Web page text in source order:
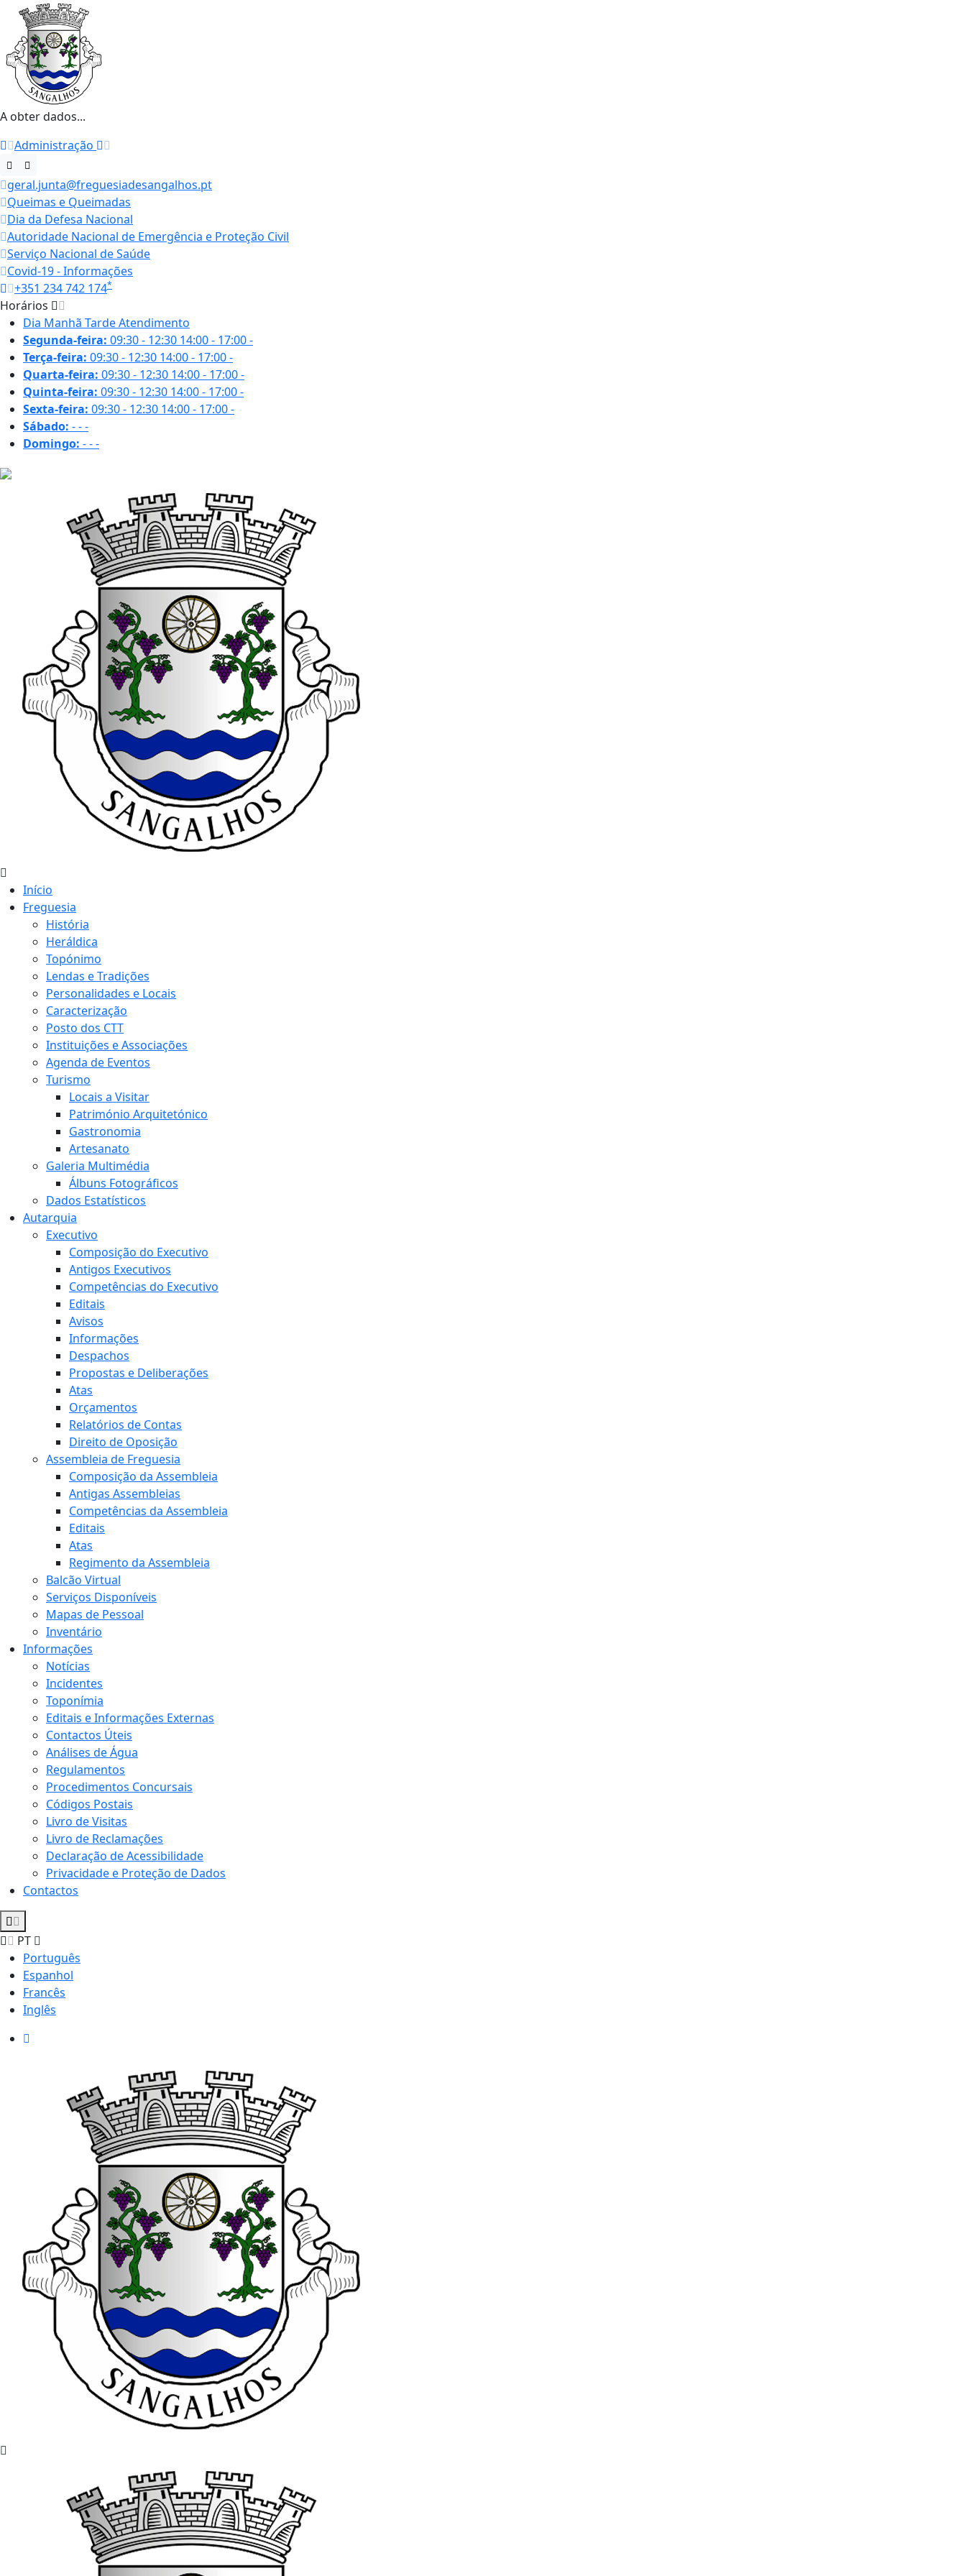
A obter dados...
Administração
geral.junta@freguesiadesangalhos.pt
Queimas e Queimadas
Dia da Defesa Nacional
Autoridade Nacional de Emergência e Proteção Civil
Serviço Nacional de Saúde
Covid-19 - Informações
+351 234 742 174*
Horários
Dia Manhã TardeAtendimento
Segunda-feira: 09:30 - 12:30 14:00 - 17:00-
Terça-feira: 09:30 - 12:30 14:00 - 17:00-
Quarta-feira: 09:30 - 12:30 14:00 - 17:00-
Quinta-feira: 09:30 - 12:30 14:00 - 17:00-
Sexta-feira: 09:30 - 12:30 14:00 - 17:00-
Sábado: ---
Domingo: ---
Início
Freguesia
História
Heráldica
Topónimo
Lendas e Tradições
Personalidades e Locais
Caracterização
Posto dos CTT
Instituições e Associações
Agenda de Eventos
Turismo
Locais a Visitar
Património Arquitetónico
Gastronomia
Artesanato
Galeria Multimédia
Álbuns Fotográficos
Dados Estatísticos
Autarquia
Executivo
Composição do Executivo
Antigos Executivos
Competências do Executivo
Editais
Avisos
Informações
Despachos
Propostas e Deliberações
Atas
Orçamentos
Relatórios de Contas
Direito de Oposição
Assembleia de Freguesia
Composição da Assembleia
Antigas Assembleias
Competências da Assembleia
Editais
Atas
Regimento da Assembleia
Balcão Virtual
Serviços Disponíveis
Mapas de Pessoal
Inventário
Informações
Notícias
Incidentes
Toponímia
Editais e Informações Externas
Contactos Úteis
Análises de Água
Regulamentos
Procedimentos Concursais
Códigos Postais
Livro de Visitas
Livro de Reclamações
Declaração de Acessibilidade
Privacidade e Proteção de Dados
Contactos
PT
Português
Espanhol
Francês
Inglês